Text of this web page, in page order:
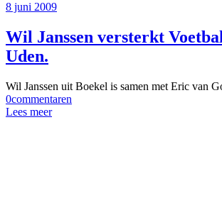
8 juni 2009
Wil Janssen versterkt
Uden.
Wil Janssen uit Boekel is samen met Eric van
0commentaren
Lees meer